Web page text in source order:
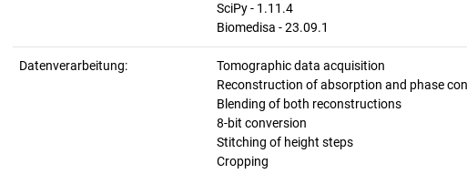
SciPy - 1.11.4
Biomedisa - 23.09.1
Datenverarbeitung:
Tomographic data acquisition
Reconstruction of absorption and phase
Blending of both reconstructions
8-bit conversion
Stitching of height steps
Cropping